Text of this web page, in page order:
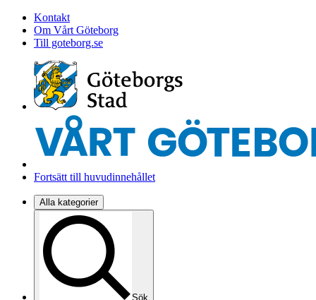
Kontakt
Om Vårt Göteborg
Till goteborg.se
Fortsätt till huvudinnehållet
Alla kategorier
Sök